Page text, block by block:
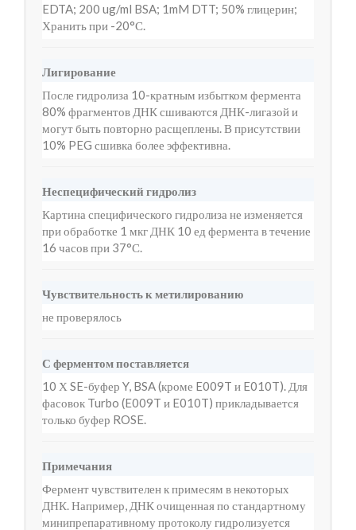
EDTA; 200 ug/ml BSA; 1mM DTT; 50% глицерин;
Хранить при -20°С.
Лигирование
После гидролиза 10-кратным избытком фермента
80% фрагментов ДНК сшиваются ДНК-лигазой и
могут быть повторно расщеплены. В присутствии
10% PEG сшивка более эффективна.
Неспецифический гидролиз
Картина специфического гидролиза не изменяется
при обработке 1 мкг ДНК 10 ед фермента в течение
16 часов при 37°С.
Чувствительность к метилированию
не проверялось
С ферментом поставляется
10 Х SE-буфер Y, BSA (кроме E009T и E010T). Для
фасовок Turbo (E009T и E010T) прикладывается
только буфер ROSE.
Примечания
Фермент чувствителен к примесям в некоторых
ДНК. Например, ДНК очищенная по стандартному
минипрепаративному протоколу гидролизуется